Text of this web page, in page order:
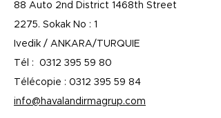
88 Auto 2nd District 1468th Street
2275. Sokak No : 1
Ivedik / ANKARA/TURQUIE
Tél : 0312 395 59 80
Télécopie : 0312 395 59 84
info@havalandirmagrup.com